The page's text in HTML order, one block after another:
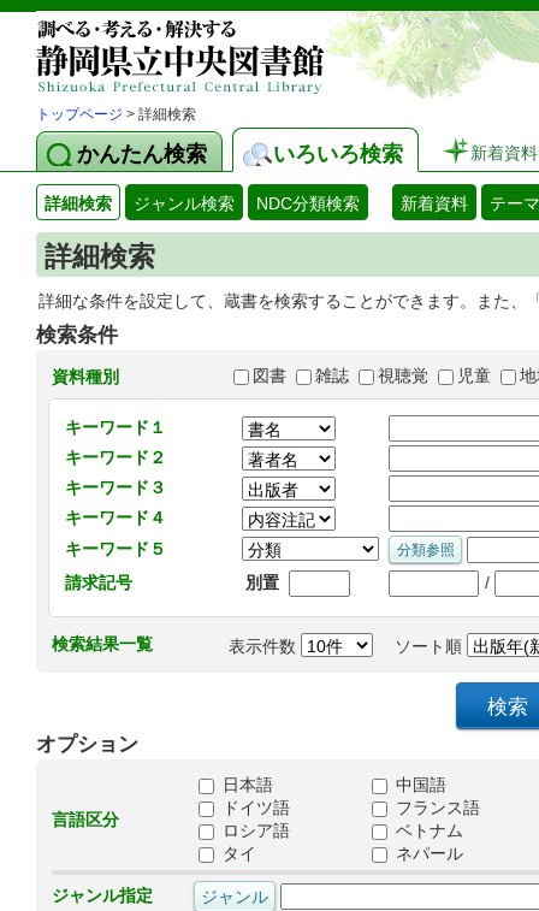
トップページ > 詳細検索
かんたん検索 いろいろ検索 新着資料
詳細検索 ジャンル検索 NDC分類検索 新着資料 テー
詳細検索
詳細な条件を設定して、蔵書を検索することができます。また
検索条件
資料種別 図書 雑誌 視聴覚 児童
キーワード１
キーワード２
キーワード３
キーワード４
キーワード５
請求記号
別置 /
検索結果一覧 表示件数 ソート順
オプション
言語区分
日本語
中国語
ドイツ語
フランス語
ロシア語
ベトナム
タイ
ネパール
ジャンル指定